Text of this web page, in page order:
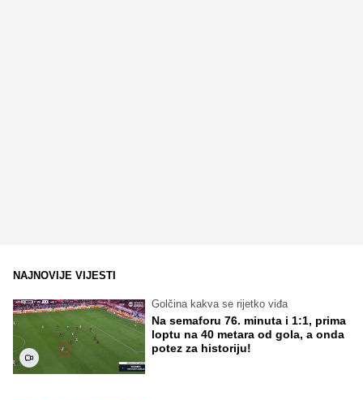
NAJNOVIJE VIJESTI
Golčina kakva se rijetko viđa
Na semaforu 76. minuta i 1:1, prima
loptu na 40 metara od gola, a onda
potez za historiju!